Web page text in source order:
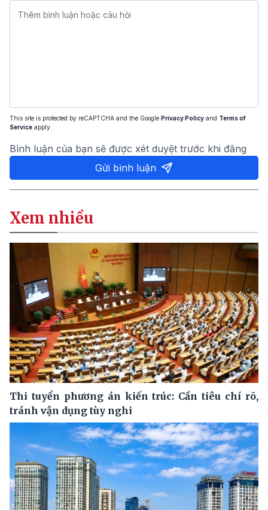
This site is protected by reCAPTCHA and the Google Privacy Policy and Terms of
Service apply.
Bình luận của bạn sẽ được xét duyệt trước khi đăng
Gửi bình luận
Xem nhiều
Thi tuyển phương án kiến trúc: Cần tiêu chí rõ,
tránh vận dụng tùy nghi